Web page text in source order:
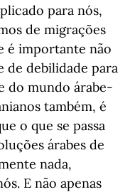
para nós,
de migrações
é importante não
de debilidade para
do mundo árabe-
também, é
o que se passa
árabes de
nada,
E não apenas